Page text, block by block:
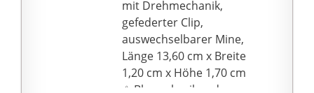
mit Drehmechanik,
gefederter Clip,
auswechselbarer Mine,
Länge 13,60 cm x Breite
1,20 cm x Höhe 1,70 cm
✩ Blau schreibende